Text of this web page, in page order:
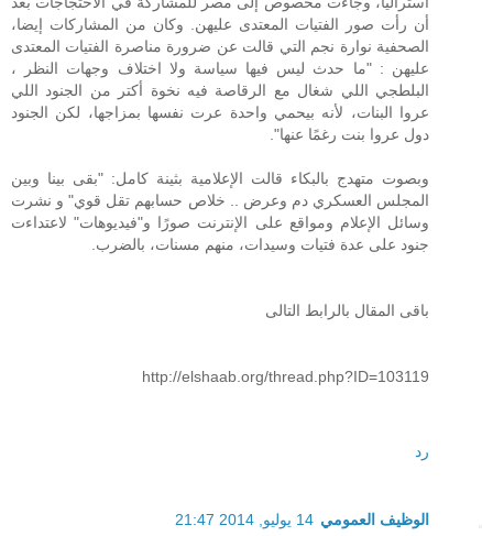
أن رأت صور الفتيات المعتدى عليهن. وكان من المشاركات إيضا،
الصحفية نوارة نجم التي قالت عن ضرورة مناصرة الفتيات المعتدى
عليهن : "ما حدث ليس فيها سياسة ولا اختلاف وجهات النظر ،
البلطجي اللي شغال مع الرقاصة فيه نخوة أكتر من الجنود اللي
عروا البنات، لأنه بيحمي واحدة عرت نفسها بمزاجها، لكن الجنود
دول عروا بنت رغمًا عنها".
وبصوت متهدج بالبكاء قالت الإعلامية بثينة كامل: "بقى بينا وبين
المجلس العسكري دم وعرض .. خلاص حسابهم تقل قوي" و نشرت
وسائل الإعلام ومواقع على الإنترنت صورًا و"فيديوهات" لاعتداءت
جنود على عدة فتيات وسيدات، منهم مسنات، بالضرب.
باقى المقال بالرابط التالى
http://elshaab.org/thread.php?ID=103119
رد
الوظيف العمومي 14 يوليو, 2014 21:47